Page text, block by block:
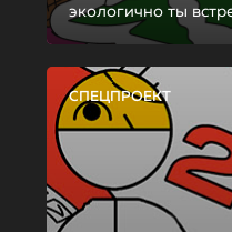
экологично ты
СПЕЦПРОЕКТ